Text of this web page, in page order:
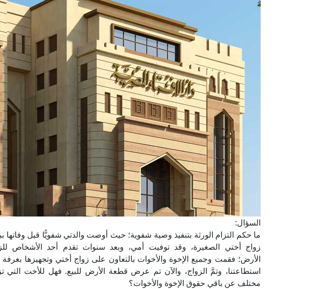
السؤال:
ما حكم التزام الورثة بتنفيذ وصية شفوية؛ حيث أوصت والدتي شفويًّا قبل وفاتها
زواج أختي الصغيرة، وقد توفيت أمي، وبعد سنوات تقدم أحد الأشخاص
الأرض؛ فقمت وجميع الإخوة والأخوات بالتعاون على زواج أختي وتجهيزها
استطاعتنا، وتمَّ الزواج، والآن تم عرض قطعة الأرض للبيع. فهل للأخت
مختلف عن باقي حقوق الإخوة والأخوات؟